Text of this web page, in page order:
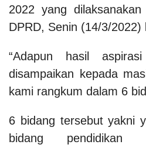
2022 yang
DPRD, Senin (14/3/2022)
“Adapun hasil
disampaikan kepada
kami rangkum dalam 6
6 bidang tersebut yakni
bidang pendidikan